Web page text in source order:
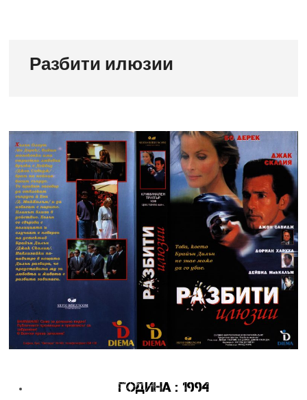
Разбити илюзии
Година : 1994